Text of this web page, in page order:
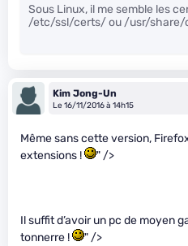
Sous Linux, il me semble les
/etc/ssl/certs/ ou /usr/
Kim Jong-Un
Le 16/11/2016 à 14h15
Même sans cette version,
extensions !
" />
Il suffit d’avoir un pc de moyen
tonnerre !
" />